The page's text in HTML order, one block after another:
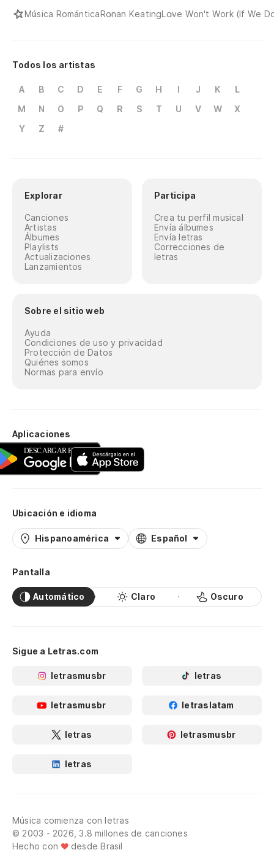
Música RománticaRonan KeatingLove Won't Work (If We
Todos los artistas
A B C D E F G H I J K
L
M
N O P Q R S T U V W
X
Y
Z #
Explorar
Canciones
Artistas
Álbumes
Playlists
Actualizaciones
Lanzamientos
Participa
Crea tu perfil musical
Envía álbumes
Envía letras
Correcciones de
letras
Sobre el sitio web
Ayuda
Condiciones de uso y privacidad
Protección de Datos
Quiénes somos
Normas para envío
Aplicaciones
Ubicación e idioma
Hispanoamérica Español
Pantalla
Automático Claro Oscuro
Sigue a Letras.com
letrasmusbr letras
letrasmusbr letraslatam
letras letrasmusbr
letras
Música comienza con letras
© 2003 - 2026, 3.8 millones de canciones
Hecho con
desde Brasil